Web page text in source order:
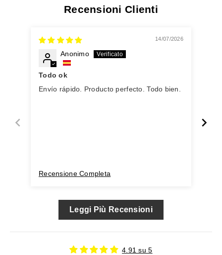
Recensioni Clienti
14/07/2026
Anonimo
Todo ok
Envío rápido. Producto perfecto. Todo bien.
Recensione Completa
Leggi Più Recensioni
4.91 su 5